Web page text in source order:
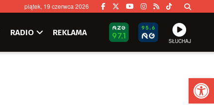
piątek, 19 czerwca 2026
RADIO REKLAMA
SŁUCHAJ